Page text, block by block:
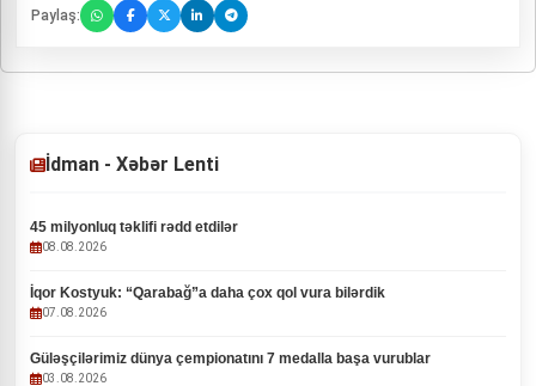
Paylaş:
İdman - Xəbər Lenti
45 milyonluq təklifi rədd etdilər
08.08.2026
İqor Kostyuk: “Qarabağ”a daha çox qol vura bilərdik
07.08.2026
Güləşçilərimiz dünya çempionatını 7 medalla başa vurublar
03.08.2026